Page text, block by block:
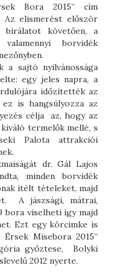
Bora 2015” cím
elismerést először
bírálatot követően, a
borvidék
a sajtó nyilvánossága
egy jeles napra, a
időzítették az
is hangsúlyozza az
célja az, hogy az
termelők mellé, s
Palota attrakciói
dr. Gál Lajos
minden borvidék
ítélt tételeket, majd
A jászsági, mátrai,
bora viselheti így majd
Ezt egy körcimke is
Misebora 2015”
győztese, Bolyki
2012 nyerte.